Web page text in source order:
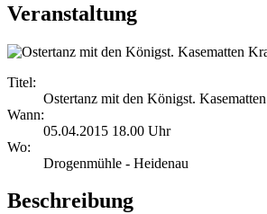
Veranstaltung
Titel:
Ostertanz mit den Königst.
Wann:
05.04.2015 18.00 Uhr
Wo:
Drogenmühle - Heidenau
Beschreibung